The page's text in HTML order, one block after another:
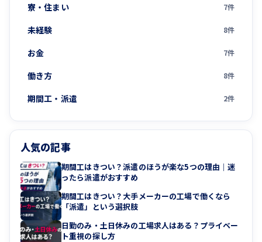
寮・住まい 7件
未経験 8件
お金 7件
働き方 8件
期間工・派遣 2件
人気の記事
期間工はきつい？派遣のほうが楽な5つの理由｜迷
ったら派遣がおすすめ
期間工はきつい？大手メーカーの工場で働くなら
「派遣」という選択肢
日勤のみ・土日休みの工場求人はある？プライベー
ト重視の探し方